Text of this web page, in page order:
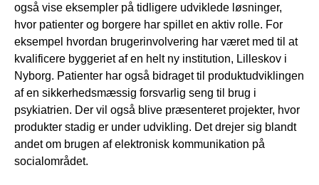
også vise eksempler på tidligere udviklede løsninger,
hvor patienter og borgere har spillet en aktiv rolle. For
eksempel hvordan brugerinvolvering har været med til at
kvalificere byggeriet af en helt ny institution, Lilleskov i
Nyborg. Patienter har også bidraget til produktudviklingen
af en sikkerhedsmæssig forsvarlig seng til brug i
psykiatrien. Der vil også blive præsenteret projekter, hvor
produkter stadig er under udvikling. Det drejer sig blandt
andet om brugen af elektronisk kommunikation på
socialområdet.